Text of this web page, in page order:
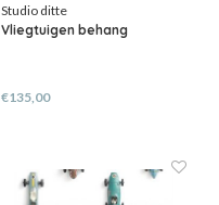
Studio ditte
Vliegtuigen behang
€135,00